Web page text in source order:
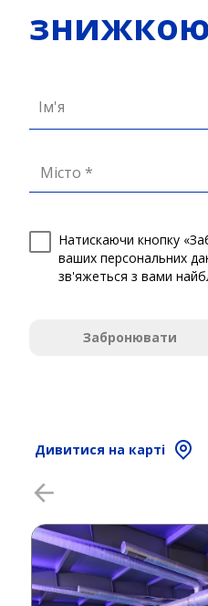
знижкою
Ім'я
Місто *
Натискаючи кнопку
ваших персональних
зв'яжеться з вами
Забронювати
Дивитися на карті